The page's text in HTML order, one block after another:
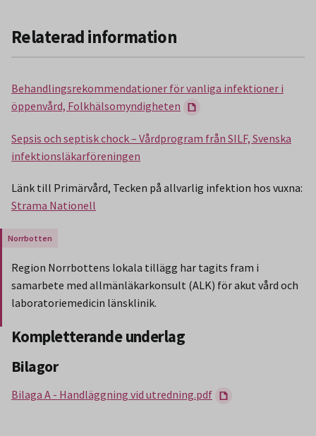
Relaterad information
Behandlingsrekommendationer för vanliga infektioner i
öppenvård, Folkhälsomyndigheten
Sepsis och septisk chock – Vårdprogram från SILF, Svenska
infektionsläkarföreningen
Länk till Primärvård, Tecken på allvarlig infektion hos vuxna:
Strama Nationell
Gäller endast för Region Norrbotten.
Region Norrbottens lokala tillägg har tagits fram i
samarbete med allmänläkarkonsult (ALK) för akut vård och
laboratoriemedicin länsklinik.
Slut på stycket som endast gäller Region Norbotten.
Kompletterande underlag
Bilagor
Bilaga A - Handläggning vid utredning.pdf